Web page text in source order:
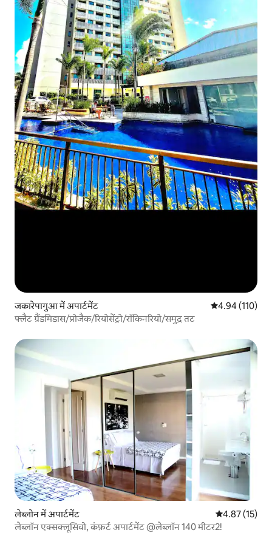
जकारेपागुआ में अपार्टमेंट औसत रेटिंग 5 में से
4.94 (110)
फ्लैट ग्रैंडमिडास/प्रोजैक/रियोसेंट्रो/रॉकिनरियो/समुद्र तट
लेब्लोन में अपार्टमेंट औसत रेटिंग 5 में
4.87 (15)
लेब्लॉन एक्सक्लूसिवो, कंफ़र्ट अपार्टमेंट @लेब्लॉन 140 मीटर2!